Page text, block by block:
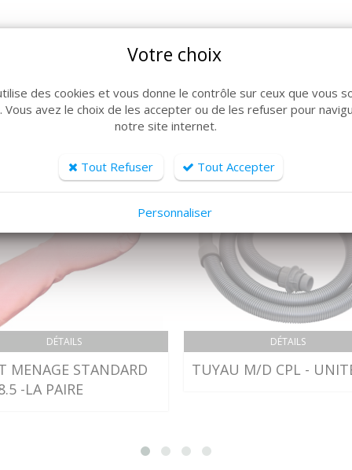
ARTICLES CONNEXES
de produits, découvrez également ces produits
DÉTAILS
MENAGE STANDARD
-LA PAIRE
DÉTAILS
TUYAU M/D CPL -
Votre choix
des cookies et vous donne le contrôle sur ceux que vous
Vous avez le choix de les accepter ou de les refuser pour
notre site internet.
Tout Refuser Tout Accepter
Personnaliser